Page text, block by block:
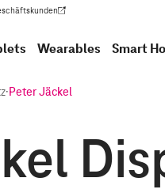
in einem neuen Tab geöffnet)
Wearables Smart
·Peter Jäckel